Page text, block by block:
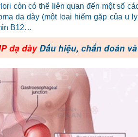
còn có thể liên quan đến một số
dạ dày (một loại hiếm gặp của u
B12…
dạ dàyDấu hiệu, chẩn đoán